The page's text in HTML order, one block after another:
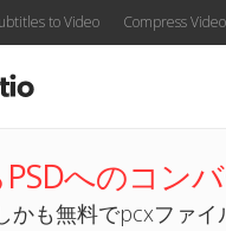
to Video Compress Video
PSDへのコン
かも無料でpcxファ